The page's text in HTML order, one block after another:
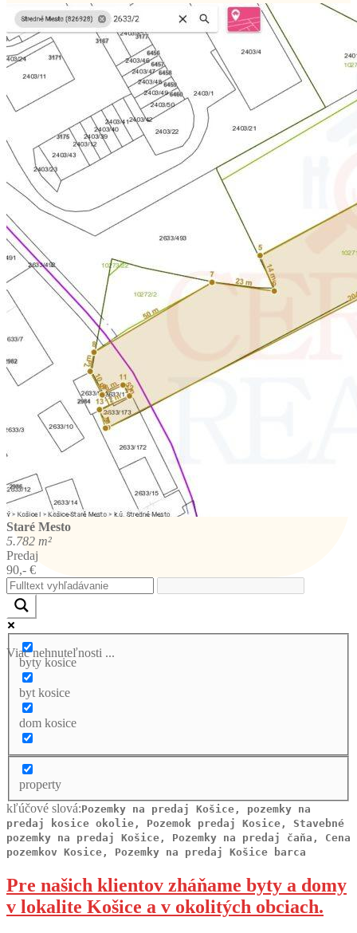
Staré Mesto
5.782 m²
Predaj
90,- €
Viac nehnuteľnosti ...
byty kosice
byt kosice
dom kosice
property
kľúčové slová:Pozemky na predaj Košice, pozemky na
predaj kosice okolie, Pozemok predaj Kosice, Stavebné
pozemky na predaj Košice, Pozemky na predaj čaňa, Cena
pozemkov Kosice, Pozemky na predaj Košice barca
Pre našich klientov zháňame byty a domy
v lokalite Košice a v okolitých obciach.